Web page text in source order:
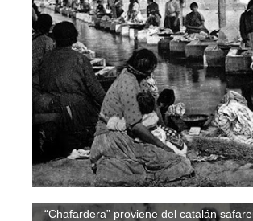
“Chafardera” proviene del catalán